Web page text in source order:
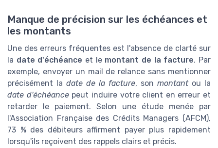
Manque de précision sur les échéances et
les montants
Une des erreurs fréquentes est l'absence de clarté sur
la date d'échéance et le montant de la facture. Par
exemple, envoyer un mail de relance sans mentionner
précisément la date de la facture, son montantou la
date d'échéancepeut induire votre client en erreur et
retarder le paiement. Selon une étude menée par
l'Association Française des Crédits Managers (AFCM),
73 % des débiteurs affirment payer plus rapidement
lorsqu'ils reçoivent des rappels clairs et précis.